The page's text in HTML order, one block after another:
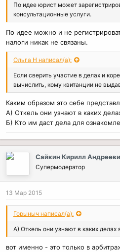
По идее юрист может
консультационные услуги.
По идее можно и не
налоги никак не связаны.
Ольга Н написал(а):
Если сверить участие в делах и
вычислить, кому квитанции не
Каким образом это себе
А) Откель они узнают в каких
Б) Кто им даст дела для
Сайкин Кирилл
Супермодератор
13 Мар 2015
Горыныч написал(а):
А) Откель они узнают в каких делах
вот именно - это только в